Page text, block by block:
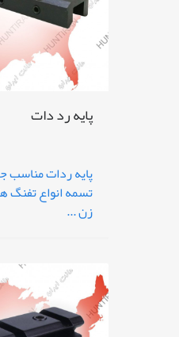
پایه رد دات
پایه ردات
تسمه انواع
زن ...